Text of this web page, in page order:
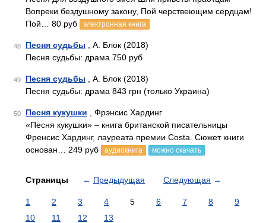
Вопреки бездушному закону, Пой черствеющим сердцам!
Пой… 80 руб
электронная книга
48 Песня судьбы , А. Блок (2018)
Песня судьбы: драма 750 руб
49 Песня судьбы , А. Блок (2018)
Песня судьбы: драма 843 грн (только Украина)
50 Песня кукушки , Фрэнсис Хардинг
«Песня кукушки» – книга британской писательницы
Френсис Хардинг, лауреата премии Costa. Сюжет книги
основан… 249 руб
аудиокнига можно скачать
Страницы ← Предыдущая Следующая →
1 2 3 4 5 6 7 8
9
10
11 12 13